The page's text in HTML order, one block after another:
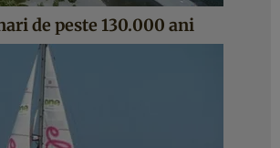
de peste 130.000 ani